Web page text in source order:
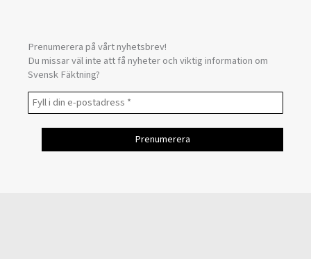
Prenumerera på vårt nyhetsbrev!
Du missar väl inte att få nyheter och viktig information om
Svensk Fäktning?